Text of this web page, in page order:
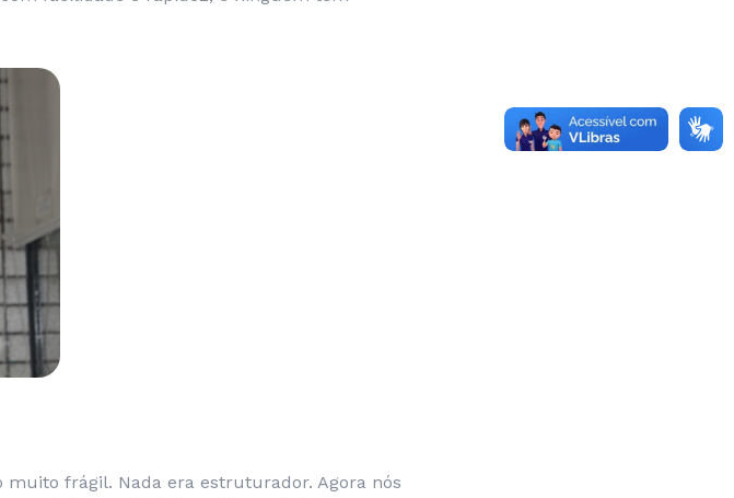
frágil. Nada era estruturador. Agora nós